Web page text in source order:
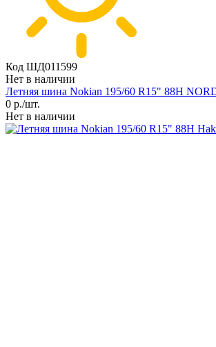
Код ШД011599
Нет в наличии
Летняя шина Nokian 195/60 R15" 88H
0 р./шт.
Нет в наличии